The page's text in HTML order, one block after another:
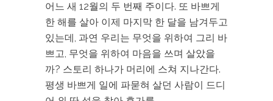
어느 새 12월의 두 번째 주이다. 또 바쁘게
한 해를 살아 이제 마지막 한 달을 남겨두고
있는데, 과연 우리는 무엇을 위하여 그리 바
쁘고, 무엇을 위하여 마음을 쓰며 살았을
까? 스토리 하나가 머리에 스쳐 지나간다.
평생 바쁘게 일에 파묻혀 살던 사람이 드디